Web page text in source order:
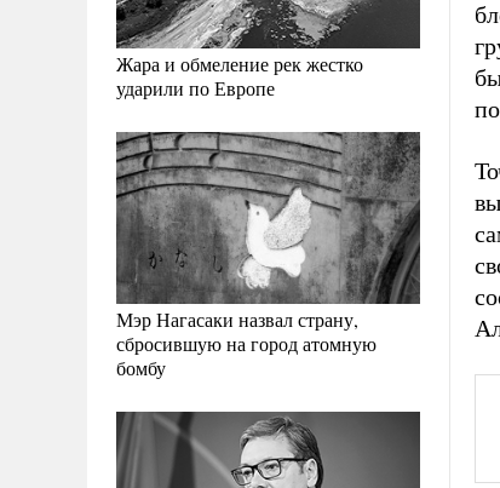
Жара и обмеление рек жестко
ударили по Европе
Мэр Нагасаки назвал страну,
сбросившую на город атомную
бомбу